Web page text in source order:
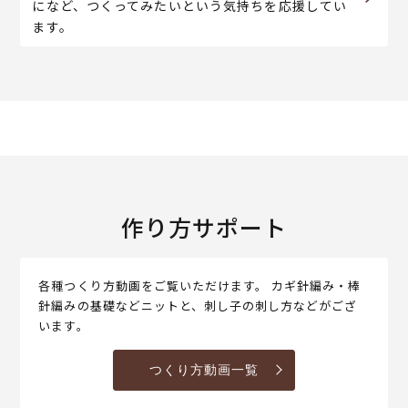
になど、つくってみたいという気持ちを応援してい
ます。
作り方サポート
各種つくり方動画をご覧いただけます。 カギ針編み・棒
針編みの基礎などニットと、刺し子の刺し方などがござ
います。
つくり方動画一覧